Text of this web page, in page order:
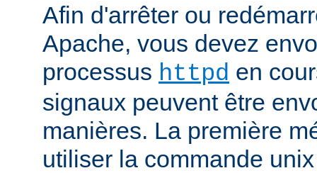
Afin d'arrêter ou
Apache, vous devez
processus httpd en
signaux peuvent être
manières. La première
utiliser la commande